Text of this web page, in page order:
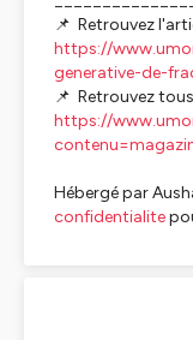
📌 Retrouvez
https://
generative-de-
📌 Retrouvez
https://
Hébergé par
confidentialite